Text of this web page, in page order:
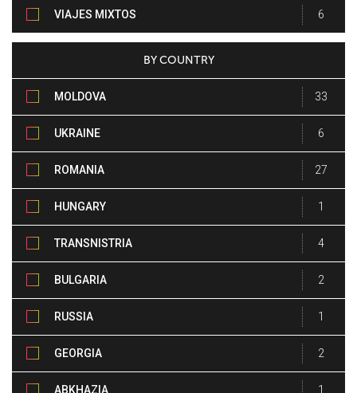
VIAJES MIXTOS 6
BY COUNTRY
MOLDOVA 33
UKRAINE 6
ROMANIA 27
HUNGARY 1
TRANSNISTRIA 4
BULGARIA 2
RUSSIA 1
GEORGIA 2
ABKHAZIA 1